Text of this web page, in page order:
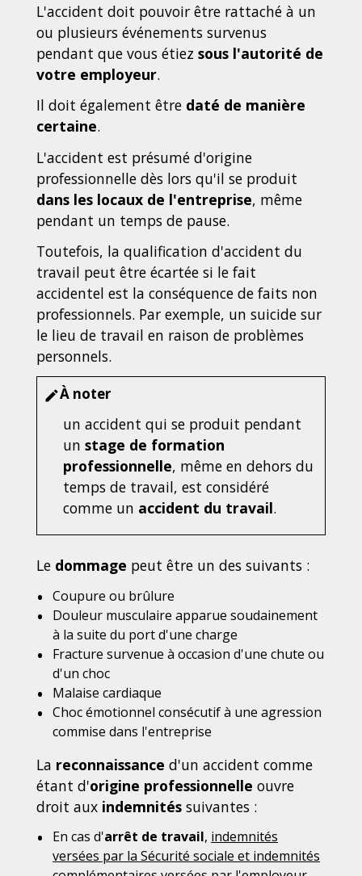
L'accident doit pouvoir être rattaché à un
ou plusieurs événements survenus
pendant que vous étiez sous l'autorité de
votre employeur.
Il doit également être daté de manière
certaine.
L'accident est présumé d'origine
professionnelle dès lors qu'il se produit
dans les locaux de l'entreprise, même
pendant un temps de pause.
Toutefois, la qualification d'accident du
travail peut être écartée si le fait
accidentel est la conséquence de faits non
professionnels. Par exemple, un suicide sur
le lieu de travail en raison de problèmes
personnels.
editÀ noter
un accident qui se produit pendant
un stage de formation
professionnelle, même en dehors du
temps de travail, est considéré
comme un accident du travail.
Le dommage peut être un des suivants :
Coupure ou brûlure
Douleur musculaire apparue soudainement
à la suite du port d'une charge
Fracture survenue à occasion d'une chute ou
d'un choc
Malaise cardiaque
Choc émotionnel consécutif à une agression
commise dans l'entreprise
La reconnaissance d'un accident comme
étant d'origine professionnelle ouvre
droit aux indemnités suivantes :
En cas d'arrêt de travail, indemnités
versées par la Sécurité sociale et indemnités